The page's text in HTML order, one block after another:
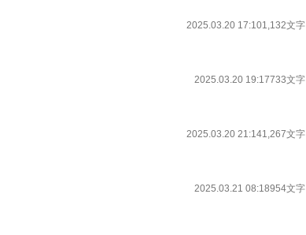
2025.03.20 17:101,132文字
2025.03.20 19:17733文字
2025.03.20 21:141,267文字
2025.03.21 08:18954文字